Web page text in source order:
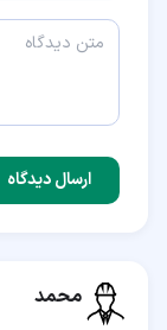
ارسال دیدگاه
محمد